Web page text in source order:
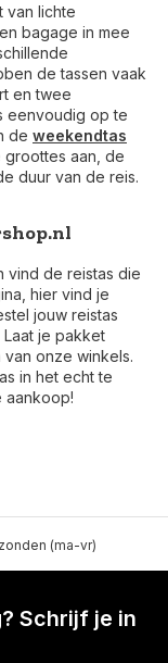
van lichte
bagage in mee
de tassen vaak
en twee
eenvoudig op te
de weekendtas
aan, de
duur van de reis.
vind de reistas die
hier vind je
jouw reistas
je pakket
onze winkels.
in het echt te
aankoop!
vanaf €39,95
Schrijf je in